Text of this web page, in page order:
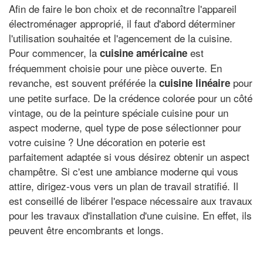
Afin de faire le bon choix et de reconnaître l'appareil
électroménager approprié, il faut d'abord déterminer
l'utilisation souhaitée et l'agencement de la cuisine.
Pour commencer, la cuisine américaine est
fréquemment choisie pour une pièce ouverte. En
revanche, est souvent préférée la cuisine linéaire pour
une petite surface. De la crédence colorée pour un côté
vintage, ou de la peinture spéciale cuisine pour un
aspect moderne, quel type de pose sélectionner pour
votre cuisine ? Une décoration en poterie est
parfaitement adaptée si vous désirez obtenir un aspect
champêtre. Si c'est une ambiance moderne qui vous
attire, dirigez-vous vers un plan de travail stratifié. Il
est conseillé de libérer l'espace nécessaire aux travaux
pour les travaux d'installation d'une cuisine. En effet, ils
peuvent être encombrants et longs.